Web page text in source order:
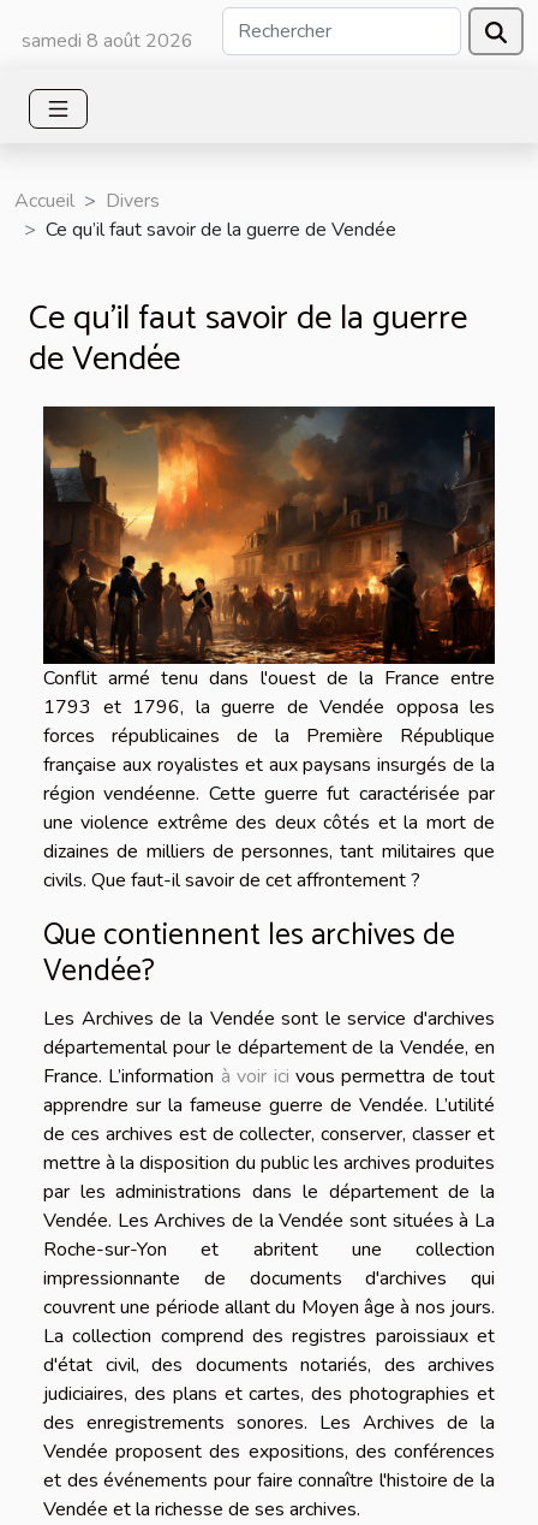
samedi 8 août 2026
Accueil
Divers
Ce qu’il faut savoir de la guerre de Vendée
Ce qu’il faut savoir de la guerre
de Vendée
Conflit armé tenu dans l'ouest de la France entre
1793 et 1796, la guerre de Vendée opposa les
forces républicaines de la Première République
française aux royalistes et aux paysans insurgés de la
région vendéenne. Cette guerre fut caractérisée par
une violence extrême des deux côtés et la mort de
dizaines de milliers de personnes, tant militaires que
civils. Que faut-il savoir de cet affrontement ?
Que contiennent les archives de
Vendée?
Les Archives de la Vendée sont le service d'archives
départemental pour le département de la Vendée, en
France. L’information à voir ici vous permettra de tout
apprendre sur la fameuse guerre de Vendée. L’utilité
de ces archives est de collecter, conserver, classer et
mettre à la disposition du public les archives produites
par les administrations dans le département de la
Vendée. Les Archives de la Vendée sont situées à La
Roche-sur-Yon et abritent une collection
impressionnante de documents d'archives qui
couvrent une période allant du Moyen âge à nos jours.
La collection comprend des registres paroissiaux et
d'état civil, des documents notariés, des archives
judiciaires, des plans et cartes, des photographies et
des enregistrements sonores. Les Archives de la
Vendée proposent des expositions, des conférences
et des événements pour faire connaître l'histoire de la
Vendée et la richesse de ses archives.